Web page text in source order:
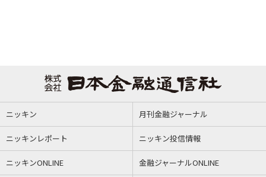
ニッキン 月刊金融ジャーナル
ニッキンレポート ニッキン投信情報
ニッキンONLINE 金融ジャーナルONLINE